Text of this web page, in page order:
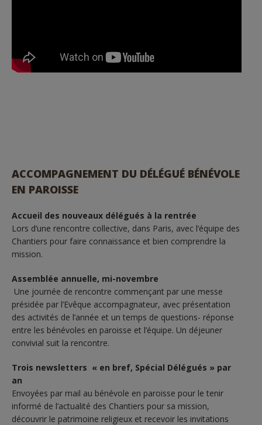
ACCOMPAGNEMENT DU DÉLÉGUÉ BÉNÉVOLE
EN PAROISSE
Accueil des nouveaux délégués à la rentrée
Lors d’une rencontre collective, dans Paris, avec l’équipe des
Chantiers pour faire connaissance et bien comprendre la
mission.
Assemblée annuelle, mi-novembre
Une journée de rencontre commençant par une messe
présidée par l’Evêque accompagnateur, avec présentation
des activités de l’année et un temps de questions- réponse
entre les bénévoles en paroisse et l’équipe. Un déjeuner
convivial suit la rencontre.
Trois newsletters « en bref, Spécial Délégués » par
an
Envoyées par mail au bénévole en paroisse pour le tenir
informé de l’actualité des Chantiers pour sa mission,
découvrir le patrimoine religieux et recevoir les invitations